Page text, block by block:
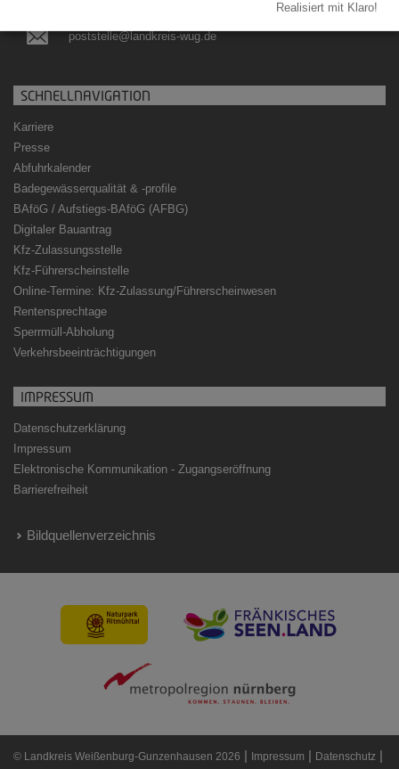
poststelle@landkreis-wug.de
SCHNELLNAVIGATION
Karriere
Presse
Abfuhrkalender
Badegewässerqualität & -profile
BAföG / Aufstiegs-BAföG (AFBG)
Digitaler Bauantrag
Kfz-Zulassungsstelle
Kfz-Führerscheinstelle
Online-Termine: Kfz-Zulassung/Führerscheinwesen
Rentensprechtage
Sperrmüll-Abholung
Verkehrsbeeinträchtigungen
IMPRESSUM
Datenschutzerklärung
Impressum
Elektronische Kommunikation - Zugangseröffnung
Barrierefreiheit
Bildquellenverzeichnis
© Landkreis Weißenburg-Gunzenhausen 2026 | Impressum | Datenschutz |
Realisiert mit Klaro!